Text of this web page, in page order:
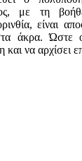
με τη
είναι
άκρα. Ώστε
να αρχίσει